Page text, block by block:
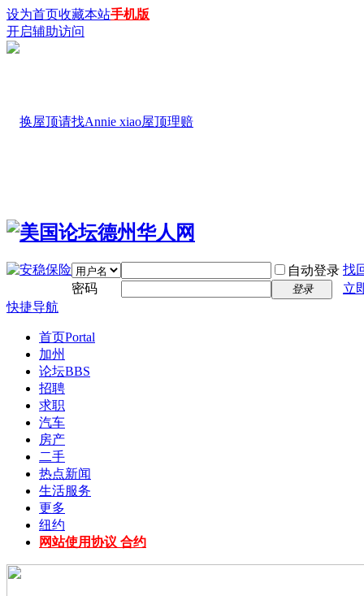
设为首页收藏本站手机版
开启辅助访问
自动登录 找
密码
登录
立
快捷导航
首页Portal
加州
论坛BBS
招聘
求职
汽车
房产
二手
热点新闻
生活服务
更多
纽约
网站使用协议 合约